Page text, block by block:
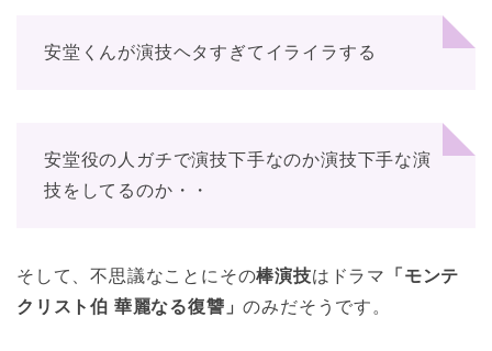
安堂くんが演技ヘタすぎてイライラする
安堂役の人ガチで演技下手なのか演技下手な演
技をしてるのか・・
そして、不思議なことにその棒演技はドラマ
「モンテ
クリスト伯 華麗なる復讐」のみだそうです。